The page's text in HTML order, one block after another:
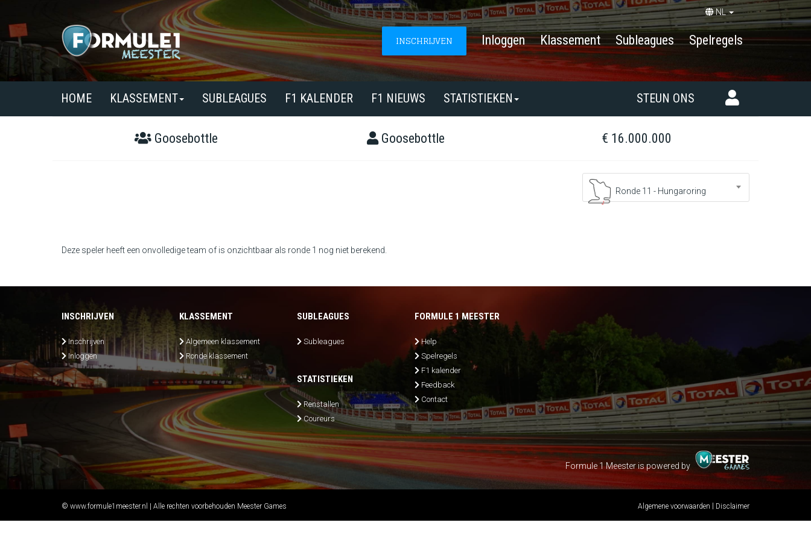
NL
INSCHRIJVEN Inloggen Klassement Subleagues Spelregels
HOME KLASSEMENT SUBLEAGUES F1 KALENDER F1 NIEUWS STATISTIEKEN STEUN ONS
Goosebottle Goosebottle € 16.000.000
Ronde 11 - Hungaroring
Deze speler heeft een onvolledige team of is onzichtbaar als ronde 1 nog niet berekend.
INSCHRIJVEN
Inschrijven
Inloggen
KLASSEMENT
Algemeen klassement
Ronde klassement
SUBLEAGUES
Subleagues
STATISTIEKEN
Renstallen
Coureurs
FORMULE 1 MEESTER
Help
Spelregels
F1 kalender
Feedback
Contact
Formule 1 Meester is powered by
© www.formule1meester.nl | Alle rechten voorbehouden Meester Games Algemene voorwaarden Disclaimer